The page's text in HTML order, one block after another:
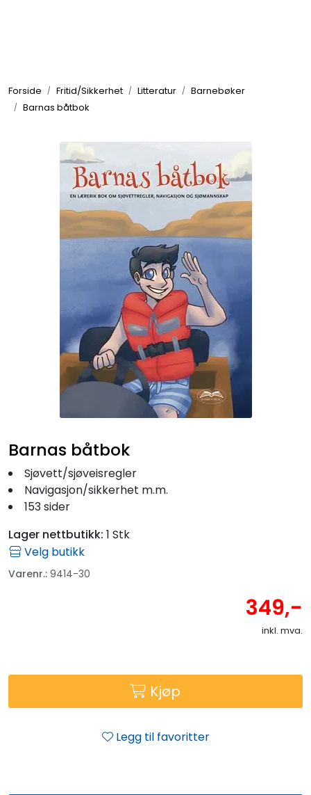
Forside Fritid/Sikkerhet Litteratur
Barnebøker
Barnas båtbok
Barnas båtbok
Sjøvett/sjøveisregler
Navigasjon/sikkerhet m.m.
153 sider
Lager nettbutikk: 1 Stk
Velg butikk
Varenr.: 9414-30
349,-
inkl. mva.
Kjøp
Legg til favoritter
Elektrisk
Bygg/Innredning
Komfort
Motor/Styring
Fortøyning
Fritid/Sikkerhet
Båtpleie/Opplag
Outlet